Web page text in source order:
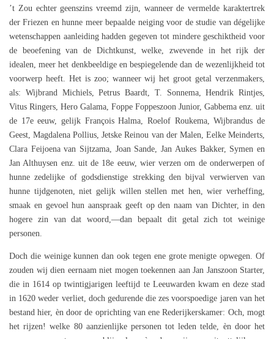
’t Zou echter geenszins vreemd zijn, wanneer de vermelde karaktertrek
der Friezen en hunne meer bepaalde neiging voor de studie van dégelijke
wetenschappen aanleiding hadden gegeven tot mindere geschiktheid voor
de beoefening van de Dichtkunst, welke, zwevende in het rijk der
idealen, meer het denkbeeldige en bespiegelende dan de wezenlijkheid tot
voorwerp heeft. Het is zoo; wanneer wij het groot getal verzenmakers,
als: Wijbrand Michiels, Petrus Baardt, T. Sonnema, Hendrik Rintjes,
Vitus Ringers, Hero Galama, Foppe Foppeszoon Junior, Gabbema enz. uit
de 17e eeuw, gelijk François Halma, Roelof Roukema, Wijbrandus de
Geest, Magdalena Pollius, Jetske Reinou van der Malen, Eelke Meinderts,
Clara Feijoena van Sijtzama, Joan Sande, Jan Aukes Bakker, Symen en
Jan Althuysen enz. uit de 18e eeuw, wier verzen om de onderwerpen of
hunne zedelijke of godsdienstige strekking den bijval verwierven van
hunne tijdgenoten, niet gelijk willen stellen met hen, wier verheffing,
smaak en gevoel hun aanspraak geeft op den naam van Dichter, in den
hogere zin van dat woord,—dan bepaalt dit getal zich tot weinige
personen.
Doch die weinige kunnen dan ook tegen ene grote menigte opwegen. Of
zouden wij dien eernaam niet mogen toekennen aan Jan Janszoon Starter,
die in 1614 op twintigjarigen leeftijd te Leeuwarden kwam en deze stad
in 1620 weder verliet, doch gedurende die zes voorspoedige jaren van het
bestand hier, èn door de oprichting van ene Rederijkerskamer: Och, mogt
het rijzen! welke 80 aanzienlijke personen tot leden telde, èn door het